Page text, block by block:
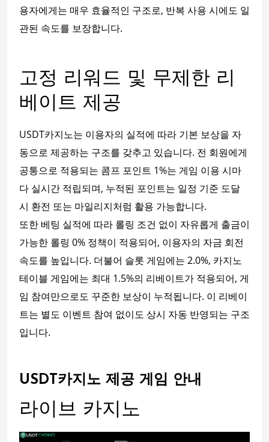
용자에게는 매우 효율적인 구조로, 반복 사용 시에도 일
관된 속도를 보장합니다.
고정 리워드 및 무제한 리
베이트 제공
USDT카지노는 이용자의 실적에 따라 기본 보상을 자
동으로 제공하는 구조를 갖추고 있습니다. 전 회원에게
공통으로 적용되는 콤프 포인트 1%는 게임 이용 시마
다 실시간 적립되며, 누적된 포인트는 일정 기준 도달
시 환전 또는 마일리지처럼 활용 가능합니다.
또한 베팅 실적에 따라 롤링 조건 없이 자유롭게 출금이
가능한 롤링 0% 정책이 적용되어, 이용자의 자금 회전
속도를 높입니다. 더불어 슬롯 게임에는 2.0%, 카지노
테이블 게임에는 최대 1.5%의 리베이트가 적용되어, 게
임 참여만으로도 꾸준한 보상이 누적됩니다. 이 리베이
트는 별도 이벤트 참여 없이도 상시 자동 반영되는 구조
입니다.
USDT카지노 제공 게임 안내
라이브 카지노